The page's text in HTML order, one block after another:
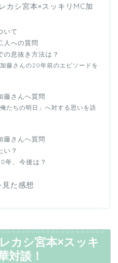
カシ宮本×スッキリMC加
いて
人への質問
の息抜き方法は？
藤さんの20年前のエピソードを
藤さんへ質問
たちの明日」へ対する思いを語
藤さんへ質問
い？
年、今後は？
た感想
カシ宮本×スッキ
対談！